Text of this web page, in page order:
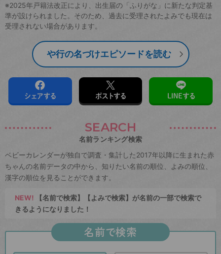
※2025年戸籍法改正により、出生届の「ふりがな」に新たな判定基
準が設けられました。そのため、過去に受理されたよみでも現在は
受理されない場合があります。
や行の名づけエピソードを読む
シェアする ポストする LINEする
SEARCH
名前ランキング検索
ベビーカレンダーが独自で調査・集計した2017年以降に生まれた赤
ちゃんの名前データの中から、知りたい名前の順位、よみの順位、
漢字の順位を見ることができます。
NEW! 【名前で検索】【よみで検索】が名前の一部で検索で
きるようになりました！
名前で検索